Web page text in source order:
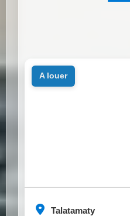
Talatamaty
a louer